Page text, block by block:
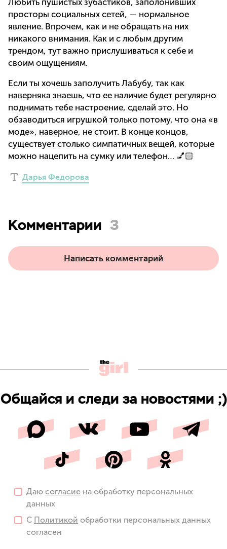
Любить пушистых зубастиков, заполонивших
просторы социальных сетей, — нормальное
явление. Впрочем, как и не обращать на них
никакого внимания. Как и с любым другим
трендом, тут важно прислушиваться к себе и
своим ощущениям.
Если ты хочешь заполучить Лабубу, так как
наверняка знаешь, что ее наличие будет регулярно
поднимать тебе настроение, сделай это. Но
обзаводиться игрушкой только потому, что она «в
моде», наверное, не стоит. В конце концов,
существует столько симпатичных вещей, которые
можно нацепить на сумку или телефон… 💅🏻
Дарья Федорова
Комментарии 3
Написать комментарий
Общайся и следи за новостями ;)
Даю согласие на обработку персональных
данных
С Политикой обработки персональных данных
согласен